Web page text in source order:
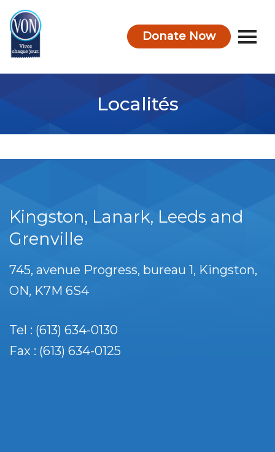
Donate Now
Localités
Kingston, Lanark, Leeds and
Grenville
745, avenue Progress, bureau 1 Kingston
ON K7M 6S4
Tel : (613) 634-0130
Fax : (613) 634-0125